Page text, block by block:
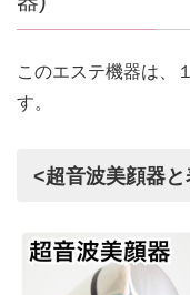
このエステ機器は、
す。
<超音波美顔器